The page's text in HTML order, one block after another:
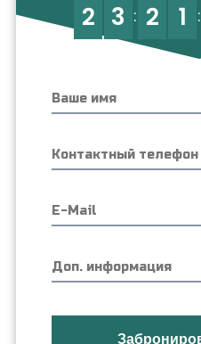
2 3 2 1